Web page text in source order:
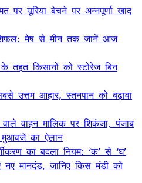
पर यूरिया बेचने पर अन्नपूर्णा खाद
मेष से मीन तक जानें आज
तहत किसानों को स्टोरेज बिन
उत्तम आहार, स्तनपान को बढ़ावा
वाहन मालिक पर शिकंजा, पंजाब
का ऐलान
का बदला नियम: ‘क’ से ‘घ’
मानदंड, जानिए किस मंडी को